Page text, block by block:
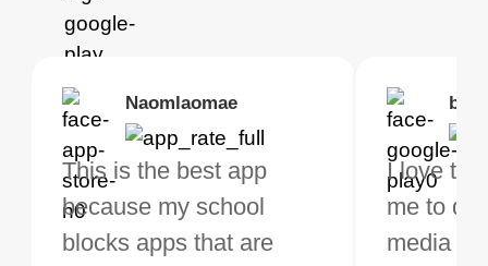
Naomlaomae
This is the best app
because my school
blocks apps that are
I love
me to do
media
Kirtisha Samant
The best free VPN. I am
not a regular VPN user
but when I travel, i do
I've been
VPN for
now and
Brias
VPN Works! it has
Locations to
from for free. I
Foutrrrrrr
Highly
my connections
and stable.